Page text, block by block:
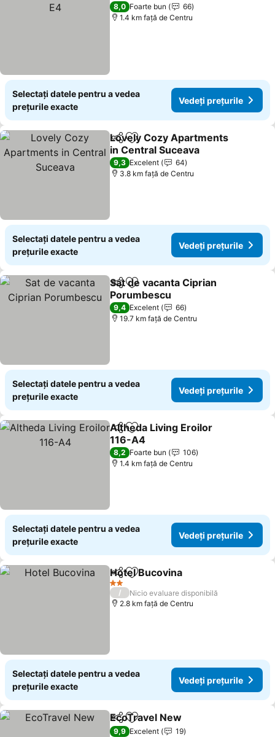
8,0 Foarte bun
66
1.4 km faţă de Centru
Selectați datele pentru a vedea
prețurile exacte
Vedeți prețurile
DistribuițiAdăugaţi la favorite
Lovely Cozy Apartments
in Central Suceava
Vedeți prețurile
9,3 Excelent
64
3.8 km faţă de Centru
Selectați datele pentru a vedea
prețurile exacte
Vedeți prețurile
DistribuițiAdăugaţi la favorite
Sat de vacanta Ciprian
Porumbescu
Vedeți prețurile
9,4 Excelent
66
19.7 km faţă de Centru
Selectați datele pentru a vedea
prețurile exacte
Vedeți prețurile
DistribuițiAdăugaţi la favorite
Altheda Living Eroilor
116-A4
Vedeți prețurile
8,2 Foarte bun
106
1.4 km faţă de Centru
Selectați datele pentru a vedea
prețurile exacte
Vedeți prețurile
DistribuițiAdăugaţi la favorite
Hotel Bucovina
2 Stele
/
Nicio evaluare disponibilă
2.8 km faţă de Centru
Selectați datele pentru a vedea
prețurile exacte
Vedeți prețurile
DistribuițiAdăugaţi la favorite
EcoTravel New
9,9 Excelent
19